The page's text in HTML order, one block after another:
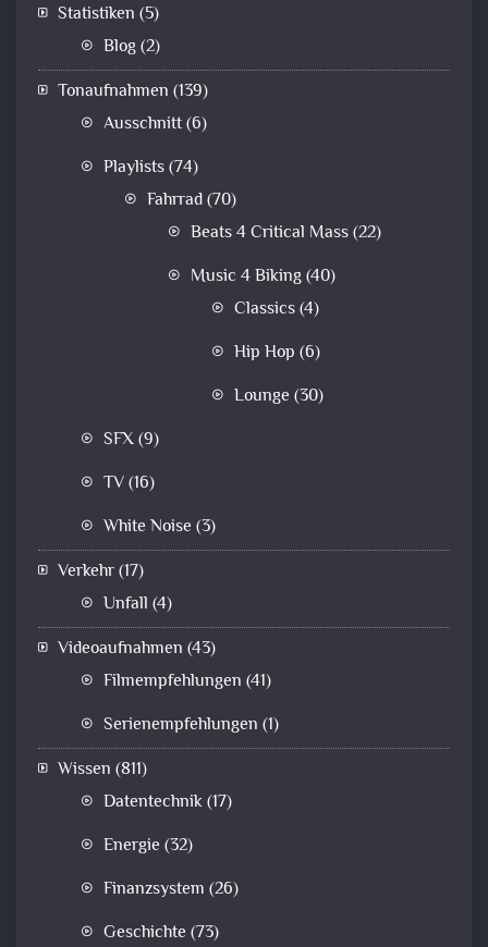
Statistiken (5)
Blog(2)
Tonaufnahmen (139)
Ausschnitt(6)
Playlists(74)
Fahrrad(70)
Beats 4 Critical Mass(22)
Music 4 Biking(40)
Classics(4)
Hip Hop (6)
Lounge (30)
SFX(9)
TV(16)
White Noise (3)
Verkehr(17)
Unfall (4)
Videoaufnahmen (43)
Filmempfehlungen (41)
Serienempfehlungen (1)
Wissen (811)
Datentechnik(17)
Energie (32)
Finanzsystem (26)
Geschichte (73)